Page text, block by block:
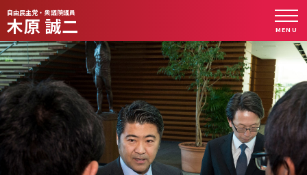
自由民主党・衆議院議員
木原 誠二 MENU